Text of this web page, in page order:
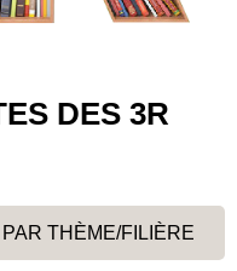
DES 3R
PAR THÈME/FILIÈRE